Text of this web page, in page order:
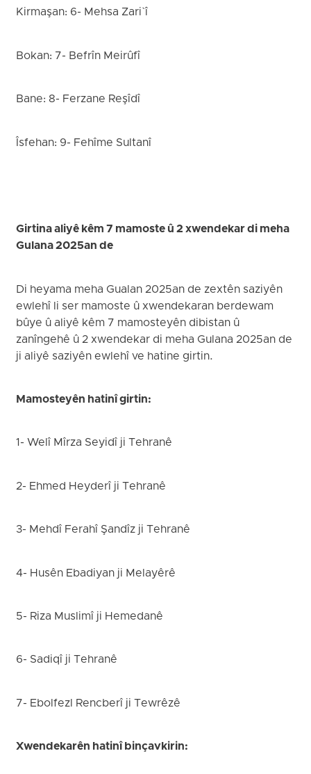
Kirmaşan: 6- Mehsa Zari`î
Bokan: 7- Befrîn Meirûfî
Bane: 8- Ferzane Reşîdî
Îsfehan: 9- Fehîme Sultanî
Girtina aliyê kêm 7 mamoste û 2 xwendekar di meha
Gulana 2025an de
Di heyama meha Gualan 2025an de zextên saziyên
ewlehî li ser mamoste û xwendekaran berdewam
bûye û aliyê kêm 7 mamosteyên dibistan û
zanîngehê û 2 xwendekar di meha Gulana 2025an de
ji aliyê saziyên ewlehî ve hatine girtin.
Mamosteyên hatinî girtin:
1- Welî Mîrza Seyidî ji Tehranê
2- Ehmed Heyderî ji Tehranê
3- Mehdî Ferahî Şandîz ji Tehranê
4- Husên Ebadiyan ji Melayêrê
5- Riza Muslimî ji Hemedanê
6- Sadiqî ji Tehranê
7- Ebolfezl Rencberî ji Tewrêzê
Xwendekarên hatinî binçavkirin: